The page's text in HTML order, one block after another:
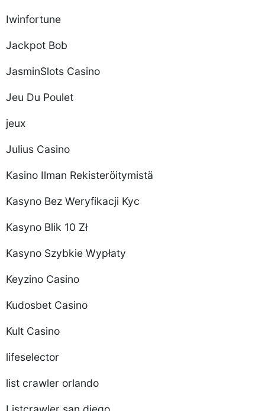
Iwinfortune
Jackpot Bob
JasminSlots Casino
Jeu Du Poulet
jeux
Julius Casino
Kasino Ilman Rekisteröitymistä
Kasyno Bez Weryfikacji Kyc
Kasyno Blik 10 Zł
Kasyno Szybkie Wypłaty
Keyzino Casino
Kudosbet Casino
Kult Casino
lifeselector
list crawler orlando